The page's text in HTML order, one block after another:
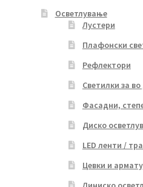
Осветлување
Лустери
Плафонски
Рефлектори
Светилки за
Фасадни,
Диско
LED ленти /
Цевки и